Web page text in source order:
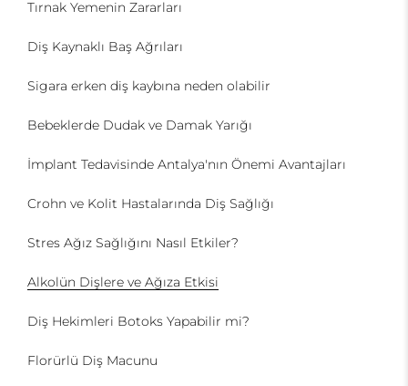
Tırnak Yemenin Zararları
Diş Kaynaklı Baş Ağrıları
Sigara erken diş kaybına neden olabilir
Bebeklerde Dudak ve Damak Yarığı
İmplant Tedavisinde Antalya'nın Önemi Avantajları
Crohn ve Kolit Hastalarında Diş Sağlığı
Stres Ağız Sağlığını Nasıl Etkiler?
Alkolün Dişlere ve Ağıza Etkisi
Diş Hekimleri Botoks Yapabilir mi?
Florürlü Diş Macunu